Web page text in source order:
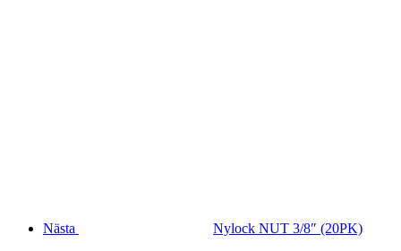
Nästa Nylock NUT 3/8″ (20PK)